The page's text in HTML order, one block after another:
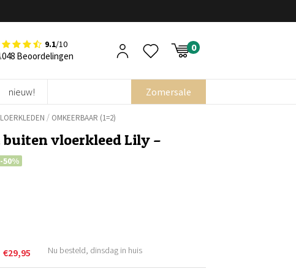
9.1/10
Beoordelingen
nieuw! Zomersale
/ OMKEERBAAR (1=2)
buiten vloerkleed Lily –
-50%
€29,95 Nu besteld, dinsdag in huis